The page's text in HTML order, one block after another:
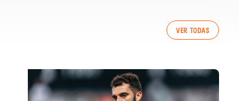
VER TODAS